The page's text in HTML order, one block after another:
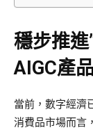
穩步推進
AIGC產
當前，數字經濟
消費品市場而言